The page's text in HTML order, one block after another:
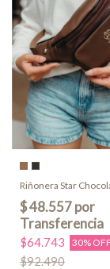
Riñonera Star
$64.743 30% OFF
$92.490